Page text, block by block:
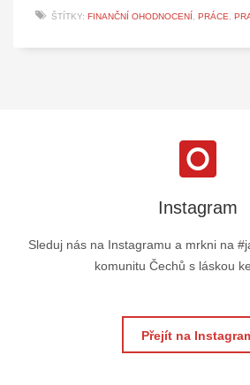
ŠTÍTKY: FINANČNÍ OHODNOCENÍ, PRÁCE,
Instagram
Sleduj nás na Instagramu a mrkni na
komunitu Čechů s láskou
Přejít na